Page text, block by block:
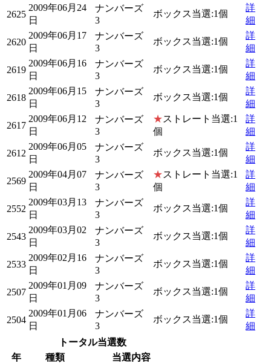
2625
2009年06月24
日
ナンバーズ
3
ボックス当選:1個
詳
細
2620
2009年06月17
日
ナンバーズ
3
ボックス当選:1個
詳
細
2619
2009年06月16
日
ナンバーズ
3
ボックス当選:1個
詳
細
2618
2009年06月15
日
ナンバーズ
3
ボックス当選:1個
詳
細
2617
2009年06月12
日
ナンバーズ
3
★ストレート当選:1
個
詳
細
2612
2009年06月05
日
ナンバーズ
3
ボックス当選:1個
詳
細
2569
2009年04月07
日
ナンバーズ
3
★ストレート当選:1
個
詳
細
2552
2009年03月13
日
ナンバーズ
3
ボックス当選:1個
詳
細
2543
2009年03月02
日
ナンバーズ
3
ボックス当選:1個
詳
細
2533
2009年02月16
日
ナンバーズ
3
ボックス当選:1個
詳
細
2507
2009年01月09
日
ナンバーズ
3
ボックス当選:1個
詳
細
2504
2009年01月06
日
ナンバーズ
3
ボックス当選:1個
詳
細
トータル当選数
年
種類 当選内容